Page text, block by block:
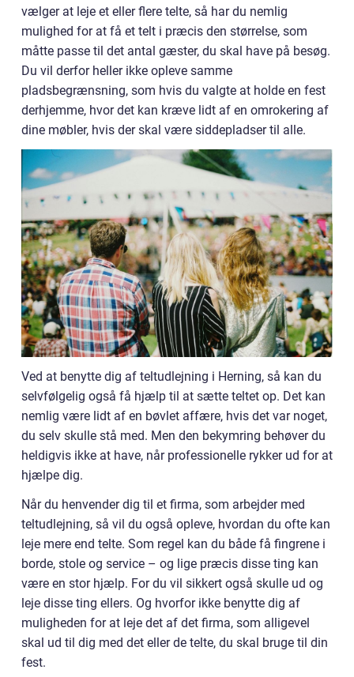
vælger at leje et eller flere telte, så har du nemlig
mulighed for at få et telt i præcis den størrelse, som
måtte passe til det antal gæster, du skal have på besøg.
Du vil derfor heller ikke opleve samme
pladsbegrænsning, som hvis du valgte at holde en fest
derhjemme, hvor det kan kræve lidt af en omrokering af
dine møbler, hvis der skal være siddepladser til alle.
Ved at benytte dig af teltudlejning i Herning, så kan du
selvfølgelig også få hjælp til at sætte teltet op. Det kan
nemlig være lidt af en bøvlet affære, hvis det var noget,
du selv skulle stå med. Men den bekymring behøver du
heldigvis ikke at have, når professionelle rykker ud for at
hjælpe dig.
Når du henvender dig til et firma, som arbejder med
teltudlejning, så vil du også opleve, hvordan du ofte kan
leje mere end telte. Som regel kan du både få fingrene i
borde, stole og service – og lige præcis disse ting kan
være en stor hjælp. For du vil sikkert også skulle ud og
leje disse ting ellers. Og hvorfor ikke benytte dig af
muligheden for at leje det af det firma, som alligevel
skal ud til dig med det eller de telte, du skal bruge til din
fest.